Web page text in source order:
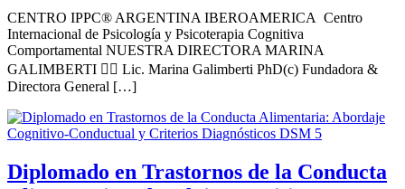
CENTRO IPPC® ARGENTINA IBEROAMERICA Centro
Internacional de Psicología y Psicoterapia Cognitiva
Comportamental NUESTRA DIRECTORA MARINA
GALIMBERTI 👩‍⚕️ Lic. Marina Galimberti PhD(c) Fundadora &
Directora General […]
Diplomado en Trastornos de la Conducta